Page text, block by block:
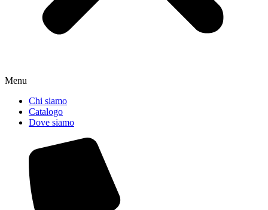
Menu
Chi siamo
Catalogo
Dove siamo